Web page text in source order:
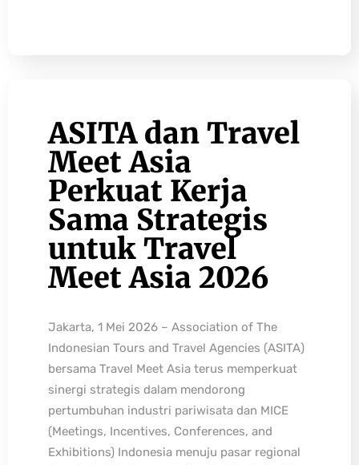
ASITA dan Travel
Meet Asia
Perkuat Kerja
Sama Strategis
untuk Travel
Meet Asia 2026
Jakarta, 1 Mei 2026 – Association of The
Indonesian Tours and Travel Agencies (ASITA)
bersama Travel Meet Asia terus memperkuat
sinergi strategis dalam mendorong
pertumbuhan industri pariwisata dan MICE
(Meetings, Incentives, Conferences, and
Exhibitions) Indonesia menuju pasar regional